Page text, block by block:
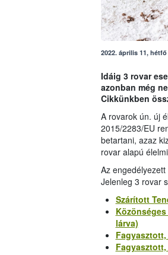
2022. április 11, hétfő
Idáig 3 rovar
azonban még
Cikkünkben
A rovarok ún. új
2015/2283/EU
betartani, azaz
rovar alapú
Az
Jelenleg 3 rovar
Szárított
lárva)